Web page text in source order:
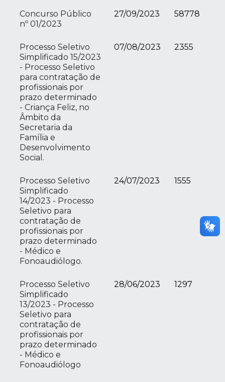
Concurso Público
nº 01/2023
27/09/2023 58778
Processo Seletivo
Simplificado 15/2023
- Processo Seletivo
para contratação de
profissionais por
prazo determinado
- Criança Feliz, no
Âmbito da
Secretaria da
Família e
Desenvolvimento
Social.
07/08/2023 2355
Processo Seletivo
Simplificado
14/2023 - Processo
Seletivo para
contratação de
profissionais por
prazo determinado
- Médico e
Fonoaudiólogo.
24/07/2023 1555
Processo Seletivo
Simplificado
13/2023 - Processo
Seletivo para
contratação de
profissionais por
prazo determinado
- Médico e
Fonoaudiólogo
28/06/2023 1297